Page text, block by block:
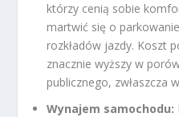
którzy cenią sobie
martwić się o
rozkładów jazdy. Koszt
znacznie wyższy w
publicznego, zwłaszcza
Wynajem samochodu: